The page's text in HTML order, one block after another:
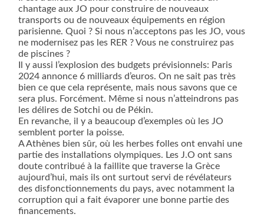
chantage aux JO pour construire de nouveaux
transports ou de nouveaux équipements en région
parisienne. Quoi ? Si nous n’acceptons pas les JO, vous
ne modernisez pas les RER ? Vous ne construirez pas
de piscines ?
Il y aussi l’explosion des budgets prévisionnels: Paris
2024 annonce 6 milliards d’euros. On ne sait pas très
bien ce que cela représente, mais nous savons que ce
sera plus. Forcément. Même si nous n’atteindrons pas
les délires de Sotchi ou de Pékin.
En revanche, il y a beaucoup d’exemples où les JO
semblent porter la poisse.
A Athènes bien sûr, où les herbes folles ont envahi une
partie des installations olympiques. Les J.O ont sans
doute contribué à la faillite que traverse la Grèce
aujourd’hui, mais ils ont surtout servi de révélateurs
des disfonctionnements du pays, avec notamment la
corruption qui a fait évaporer une bonne partie des
financements.